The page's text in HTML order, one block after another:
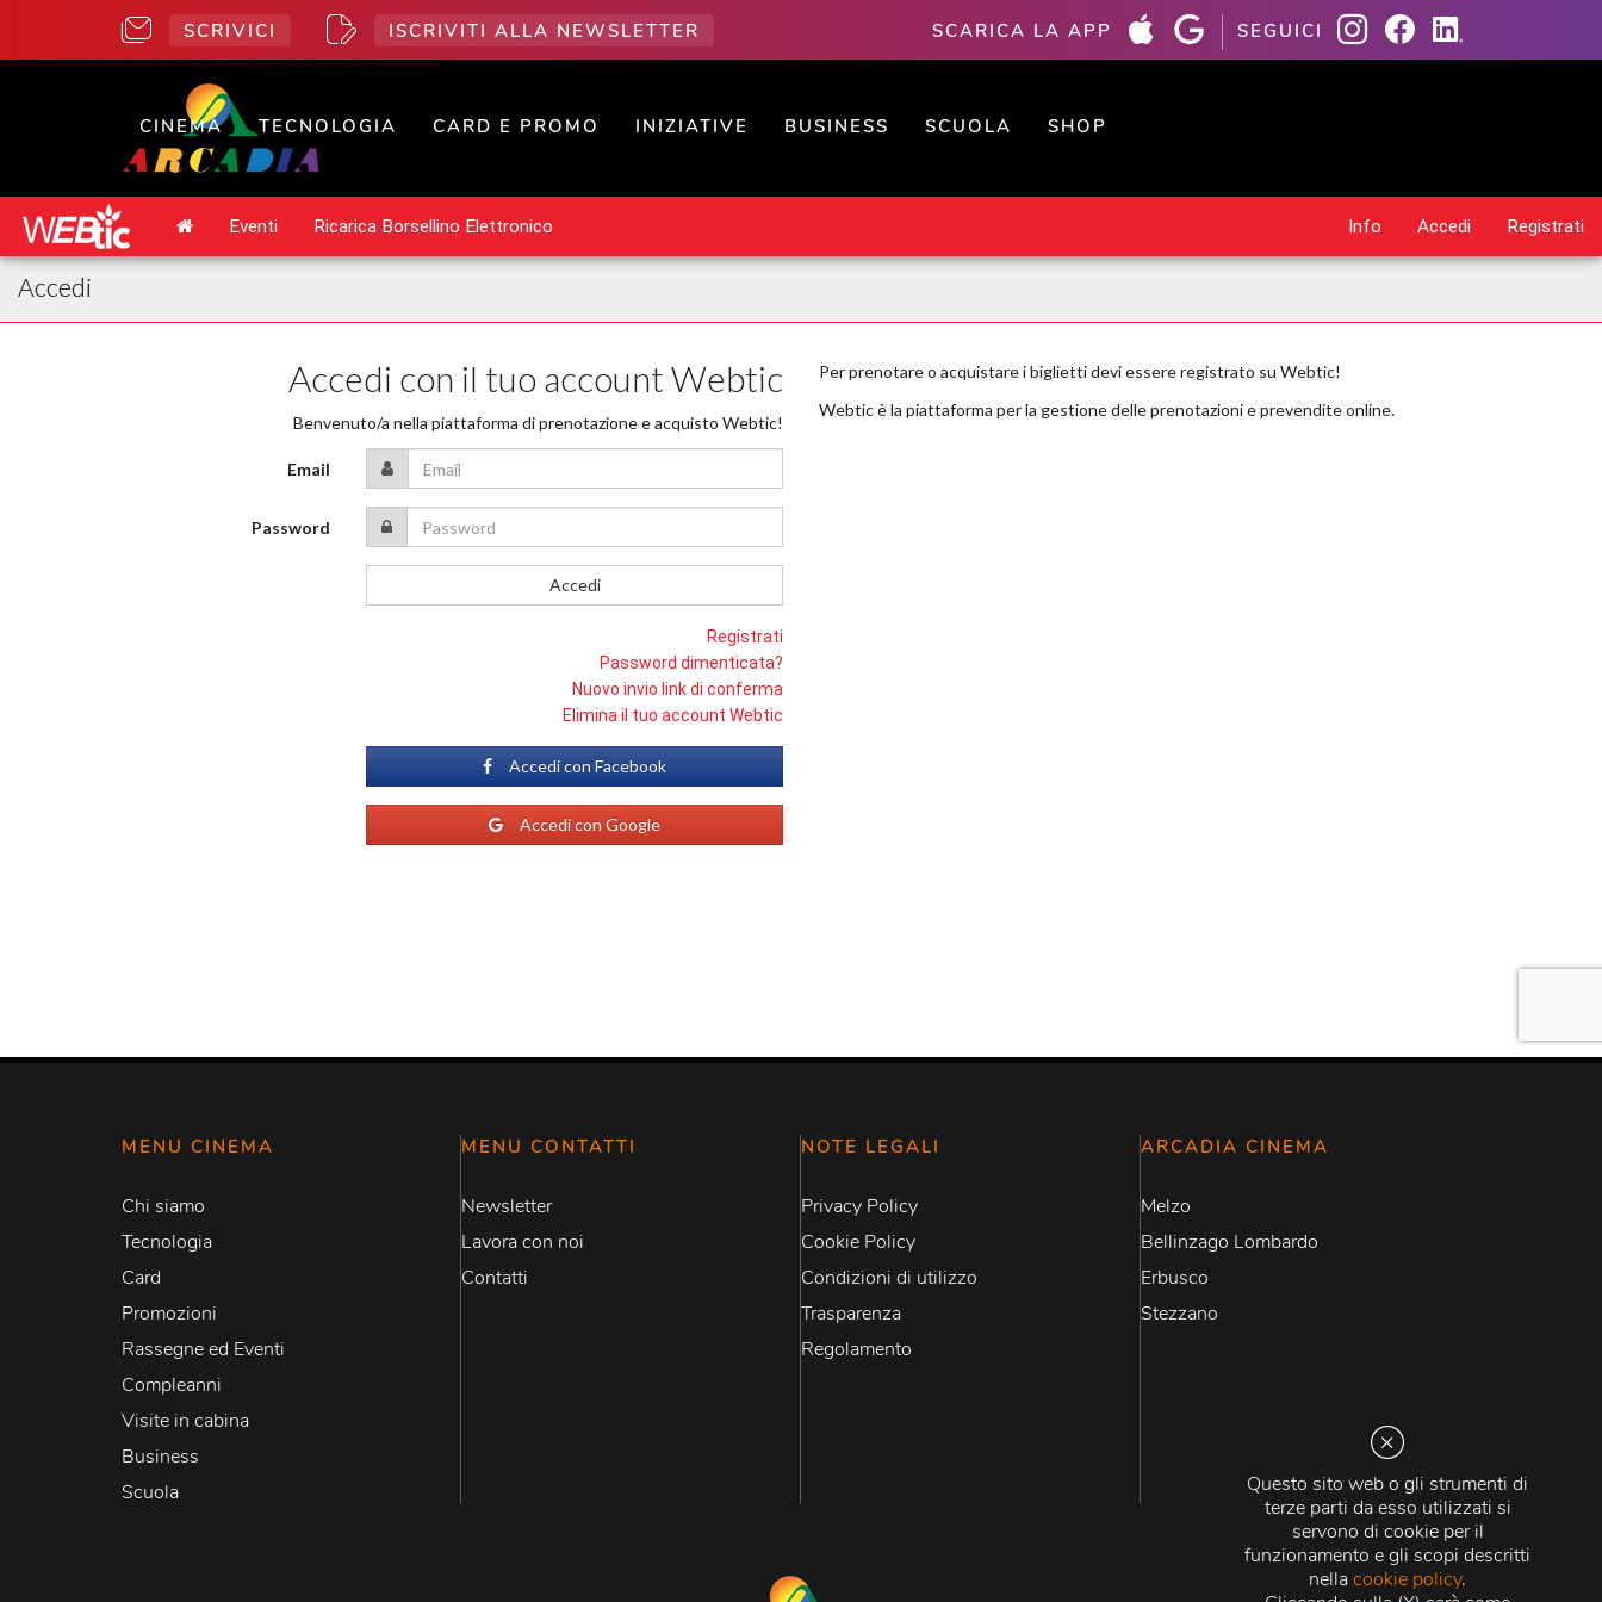
Questo sito web o gli strumenti di
terze parti da esso utilizzati si
servono di cookie per il
funzionamento e gli scopi descritti
nellacookie policy.
SCRIVICI ISCRIVITI ALLA NEWSLETTER SCARICA LA APP SEGUICI
CINEMA TECNOLOGIA CARD E PROMO INIZIATIVE BUSINESS SCUOLA SHOP
MENU CINEMA
Chi siamo
Tecnologia
Card
Promozioni
Rassegne ed Eventi
Compleanni
Visite in cabina
Business
Scuola
MENU CONTATTI
Newsletter
Lavora con noi
Contatti
NOTE LEGALI
Privacy Policy
Cookie Policy
Condizioni di utilizzo
Trasparenza
Regolamento
ARCADIA CINEMA
Melzo
Bellinzago Lombardo
Erbusco
Stezzano